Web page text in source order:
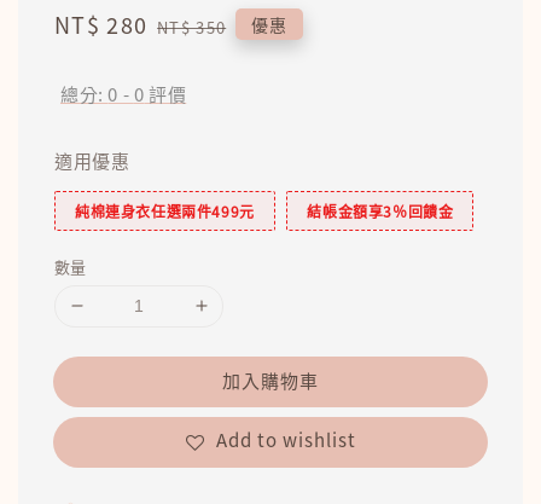
Sale
NT$ 280 Regular
NT$ 350 優惠
總分:0 -0評價
適用優惠
純棉連身衣任選兩件499元 結帳金額享3％回饋金
數量
加入購物車
Add to wishlist